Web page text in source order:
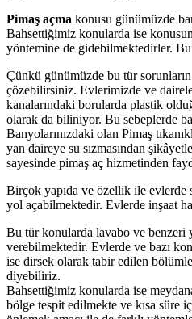
Pimaş açma konusu günümüzde
Bahsettiğimiz konularda ise
yöntemine de gidebilmektedirler.
Çünkü günümüzde bu tür
çözebilirsiniz. Evlerimizde ve
kanalarındaki borularda plastik
olarak da biliniyor. Bu sebeplerde
Banyolarınızdaki olan Pimaş
yan daireye su sızmasından
sayesinde pimaş aç hizmetinden
Birçok yapıda ve özellik ile evlerde
yol açabilmektedir. Evlerde inşaat
Bu tür konularda lavabo ve benzeri
verebilmektedir. Evlerde ve bazı
ise dirsek olarak tabir edilen
diyebiliriz.
Bahsettiğimiz konularda ise
bölge tespit edilmekte ve kısa süre